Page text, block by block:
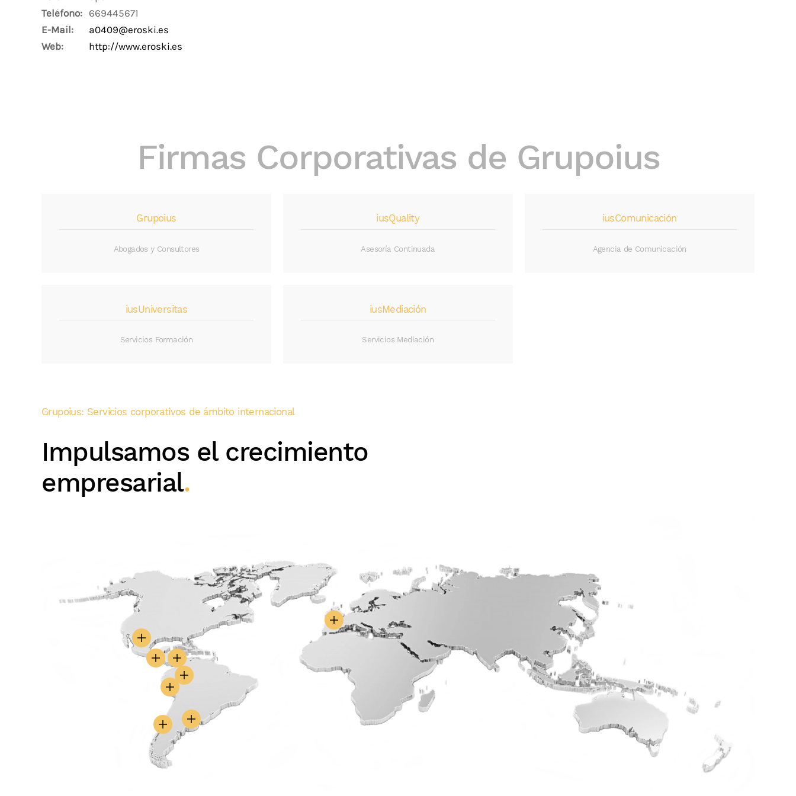
Teléfono:
669445671
E-Mail:
a0409@eroski.es
Web:
http://www.eroski.es
Firmas Corporativas de Grupoius
Grupoius
Abogados y Consultores
iusQuality
Asesoría Continuada
iusComunicación
Agencia de Comunicación
iusUniversitas
Servicios Formación
iusMediación
Servicios Mediación
Grupoius: Servicios corporativos de ámbito internacional
Impulsamos el crecimiento
empresarial.